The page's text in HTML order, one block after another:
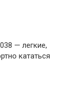
— легкие,
кататься